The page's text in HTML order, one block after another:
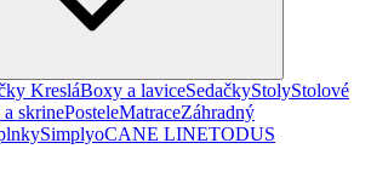
KresláBoxy a laviceSedačkyStolyStolové
skrinePosteleMatraceZáhradný
SimplyoCANE LINETODUS